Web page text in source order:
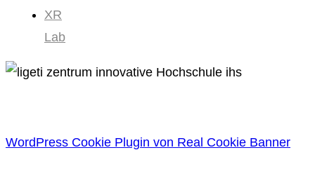
XR
Lab
WordPress Cookie Plugin von Real Cookie Banner